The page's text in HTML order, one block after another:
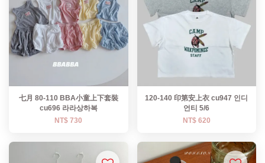
七月 80-110 BBA小童上下套裝
cu696 라라상하복
NT$ 730
120-140 印第安上衣 cu947 인디
언티 5/6
NT$ 620